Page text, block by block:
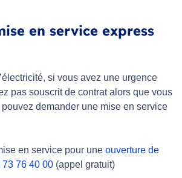
en service express
si vous avez une urgence
pas souscrit de contrat alors que vous
demander une mise en service
en service pour une ouverture de
73 76 40 00 (appel gratuit)